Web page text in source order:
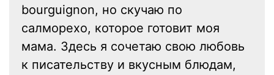
bourguignon, но скучаю по
салморехо, которое готовит моя
мама. Здесь я сочетаю свою любовь
к писательству и вкусным блюдам,